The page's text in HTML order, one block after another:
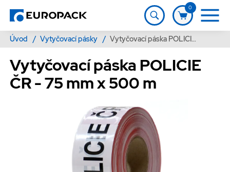
0
Úvod / Vytyčovací pásky / Vytyčovací páska POLICIE ČR - 75 mm x 500 m
Vytyčovací páska POLICIE
ČR - 75 mm x 500 m